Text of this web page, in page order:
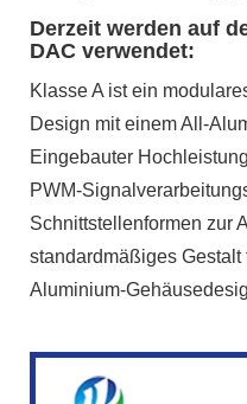
Derzeit werden auf
DAC verwendet:
Klasse A ist ein
Design mit einem All-
Eingebauter
PWM-
Schnittstellenformen zur
standardmäßiges
Aluminium-